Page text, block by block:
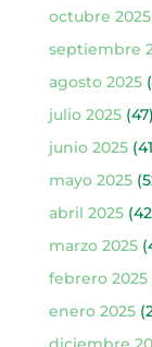
octubre 2025
septiembre
agosto 2025
julio 2025(47)
junio 2025
mayo 2025
abril 2025
marzo 2025
febrero 2025
enero 2025